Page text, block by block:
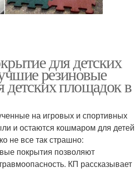
для детских
резиновые
детских площадок в
на игровых и спортивных
и остаются кошмаром для детей
не все так страшно:
покрытия позволяют
КП рассказывает